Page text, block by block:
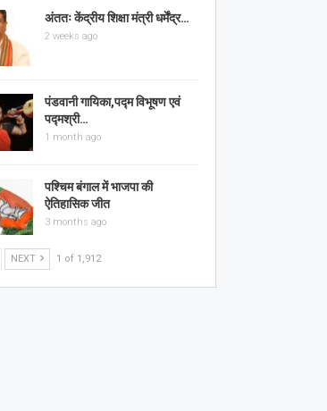
अंततः केंद्रीय शिक्षा मंत्री धर्मेंद्र…
2 weeks ago
पंडवानी गायिका,पद्म विभूषण एवं
पद्मश्री…
1 month ago
पश्चिम बंगाल में भाजपा की
ऐतिहासिक जीत
3 months ago
NEXT 1 of 1,912